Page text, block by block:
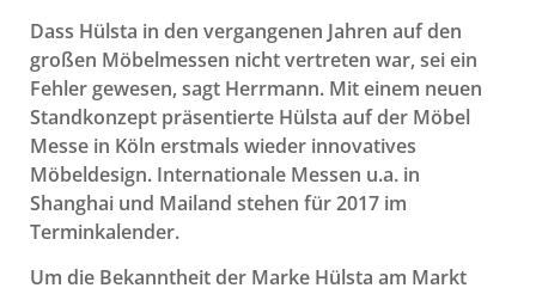
Dass Hülsta in den vergangenen Jahren auf den
großen Möbelmessen nicht vertreten war, sei ein
Fehler gewesen, sagt Herrmann. Mit einem neuen
Standkonzept präsentierte Hülsta auf der Möbel
Messe in Köln erstmals wieder innovatives
Möbeldesign. Internationale Messen u.a. in
Shanghai und Mailand stehen für 2017 im
Terminkalender.
Um die Bekanntheit der Marke Hülsta am Markt